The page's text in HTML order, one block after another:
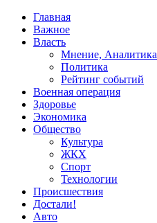
Главная
Важное
Власть
Мнение, Аналитика
Политика
Рейтинг событий
Военная операция
Здоровье
Экономика
Общество
Культура
ЖКХ
Спорт
Технологии
Происшествия
Достали!
Авто